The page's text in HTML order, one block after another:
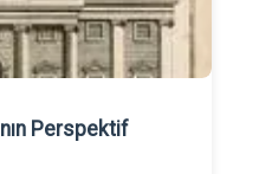
Perspektif